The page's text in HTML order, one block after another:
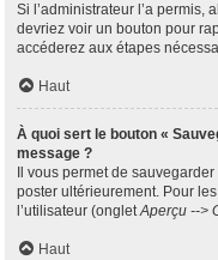
Si l’administrateur l’a permis,
devriez voir un bouton pour
accéderez aux étapes
Haut
À quoi sert le bouton «
message ?
Il vous permet de
poster ultérieurement. Pour
l’utilisateur (ongletAperçu -->
Haut